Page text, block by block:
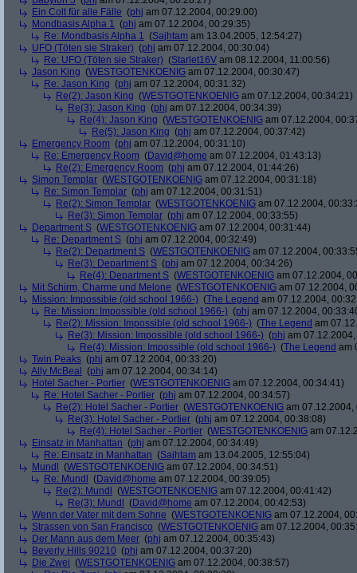
Ein Colt für alle Fälle (phj am 07.12.2004, 00:29:00)
Mondbasis Alpha 1 (phj am 07.12.2004, 00:29:35)
Re: Mondbasis Alpha 1 (Sajhtam am 13.04.2005, 12:54:27)
UFO (Töten sie Straker) (phj am 07.12.2004, 00:30:04)
Re: UFO (Töten sie Straker) (Starlet16V am 08.12.2004, 11:00:56)
Jason King (WESTGOTENKOENIG am 07.12.2004, 00:30:47)
Re: Jason King (phj am 07.12.2004, 00:31:32)
Re(2): Jason King (WESTGOTENKOENIG am 07.12.2004, 00:34:21)
Re(3): Jason King (phj am 07.12.2004, 00:34:39)
Re(4): Jason King (WESTGOTENKOENIG am 07.12.2004,
Re(5): Jason King (phj am 07.12.2004, 00:37:42)
Emergency Room (phj am 07.12.2004, 00:31:10)
Re: Emergency Room (David@home am 07.12.2004, 01:43:13)
Re(2): Emergency Room (phj am 07.12.2004, 01:44:26)
Simon Templar (WESTGOTENKOENIG am 07.12.2004, 00:31:18)
Re: Simon Templar (phj am 07.12.2004, 00:31:51)
Re(2): Simon Templar (WESTGOTENKOENIG am 07.12.2004,
Re(3): Simon Templar (phj am 07.12.2004, 00:33:55)
Department S (WESTGOTENKOENIG am 07.12.2004, 00:31:44)
Re: Department S (phj am 07.12.2004, 00:32:49)
Re(2): Department S (WESTGOTENKOENIG am 07.12.2004,
Re(3): Department S (phj am 07.12.2004, 00:34:26)
Re(4): Department S (WESTGOTENKOENIG am 07.12.2004,
Mit Schirm, Charme und Melone (WESTGOTENKOENIG am 07.12.2004,
Mission: Impossible (old school 1966-) (The Legend am 07.12.2004,
Re: Mission: Impossible (old school 1966-) (phj am 07.12.2004,
Re(2): Mission: Impossible (old school 1966-) (The Legend am
Re(3): Mission: Impossible (old school 1966-) (phj am
Re(4): Mission: Impossible (old school 1966-) (The Legend am
Twin Peaks (phj am 07.12.2004, 00:33:20)
Ally McBeal
(phj am 07.12.2004, 00:34:14)
Hotel Sacher - Portier (WESTGOTENKOENIG am 07.12.2004, 00:34:41)
Re: Hotel Sacher - Portier (phj am 07.12.2004, 00:34:57)
Re(2): Hotel Sacher - Portier (WESTGOTENKOENIG am 07.12.2004,
Re(3): Hotel Sacher - Portier (phj am 07.12.2004, 00:38:08)
Re(4): Hotel Sacher - Portier (WESTGOTENKOENIG am
Einsatz in Manhattan (phj am 07.12.2004, 00:34:49)
Re: Einsatz in Manhattan (Sajhtam am 13.04.2005, 12:55:04)
Mundl
(WESTGOTENKOENIG am 07.12.2004, 00:34:51)
Re: Mundl
(David@home am 07.12.2004, 00:39:05)
Re(2): Mundl
(WESTGOTENKOENIG am 07.12.2004, 00:41:42)
Re(3): Mundl
(David@home am 07.12.2004, 00:42:53)
Wenn der Vater mit dem Sohne (WESTGOTENKOENIG am 07.12.2004,
Strassen von San Francisco (WESTGOTENKOENIG am 07.12.2004,
Der Mann aus dem Meer (phj am 07.12.2004, 00:35:43)
Beverly Hills 90210 (phj am 07.12.2004, 00:37:20)
Die Zwei (WESTGOTENKOENIG am 07.12.2004, 00:38:57)